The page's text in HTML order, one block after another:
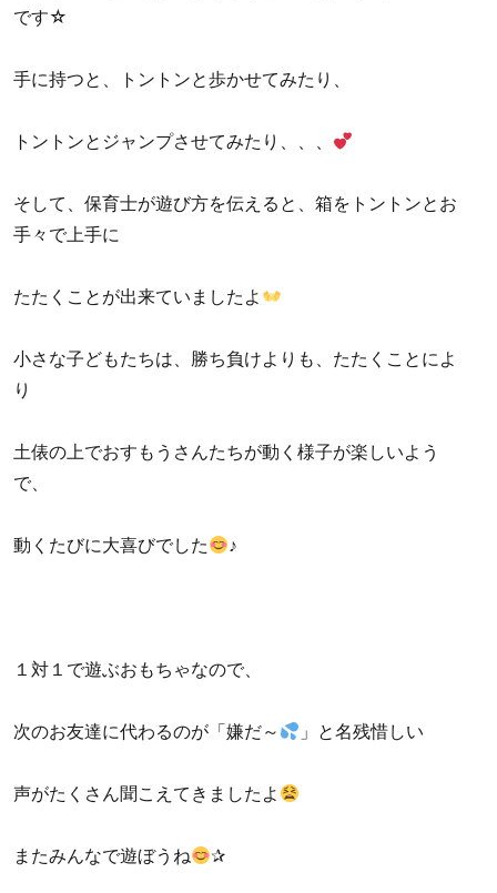
です☆
手に持つと、トントンと歩かせてみたり、
トントンとジャンプさせてみたり、、、
そして、保育士が遊び方を伝えると、箱をトントンとお
手々で上手に
たたくことが出来ていましたよ
小さな子どもたちは、勝ち負けよりも、たたくことによ
り
土俵の上でおすもうさんたちが動く様子が楽しいよう
で、
動くたびに大喜びでした ♪
１対１で遊ぶおもちゃなので、
次のお友達に代わるのが「嫌だ～ 」と名残惜しい
声がたくさん聞こえてきましたよ
またみんなで遊ぼうね ✰